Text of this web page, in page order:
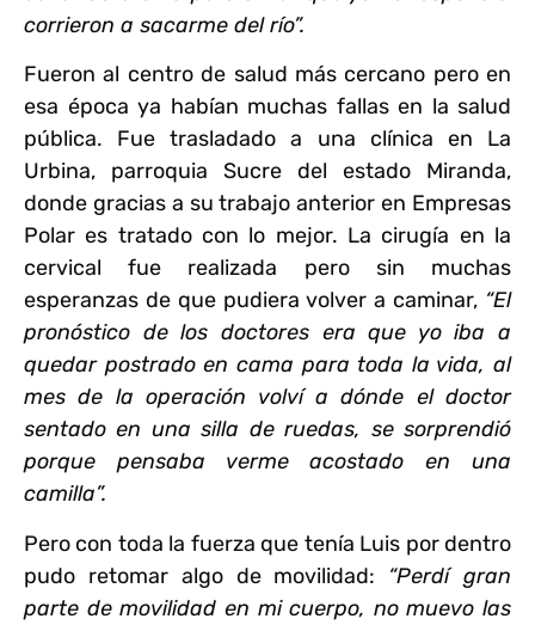
corrieron a sacarme del río”.
Fueron al centro de salud más cercano pero en
esa época ya habían muchas fallas en la salud
pública. Fue trasladado a una clínica en La
Urbina, parroquia Sucre del estado Miranda,
donde gracias a su trabajo anterior en Empresas
Polar es tratado con lo mejor. La cirugía en la
cervical fue realizada pero sin muchas
esperanzas de que pudiera volver a caminar, “El
pronóstico de los doctores era que yo iba a
quedar postrado en cama para toda la vida, al
mes de la operación volví a dónde el doctor
sentado en una silla de ruedas, se sorprendió
porque pensaba verme acostado en una
camilla”.
Pero con toda la fuerza que tenía Luis por dentro
pudo retomar algo de movilidad: “Perdí gran
parte de movilidad en mi cuerpo, no muevo las